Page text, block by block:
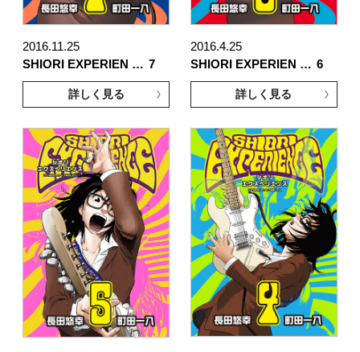
2016.11.25
SHIORI EXPERIEN … 7
詳しく見る
2016.4.25
SHIORI EXPERIEN … 6
詳しく見る